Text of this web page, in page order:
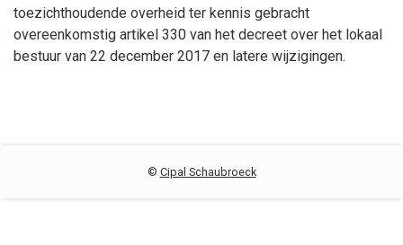
toezichthoudende overheid ter kennis gebracht
overeenkomstig artikel 330 van het decreet over het lokaal
bestuur van 22 december 2017 en latere wijzigingen.
© Cipal Schaubroeck